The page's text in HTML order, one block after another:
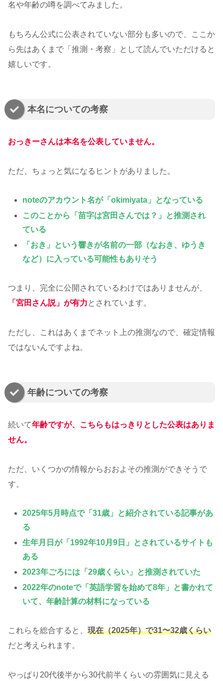
名や年齢の噂を調べてみました。
もちろん公式に公表されていない部分も多いので、ここか
ら先はあくまで「推測・考察」として読んでいただけると
嬉しいです。
本名についての考察
おっきーさんは本名を公表していません。
ただ、ちょっと気になるヒントがありました。
noteのアカウント名が「okimiyata」となっている
このことから「苗字は宮田さんでは？」と推測され
ている
「おき」という響きが名前の一部（なおき、ゆうき
など）に入っている可能性もありそう
つまり、完全に公開されているわけではありませんが、
「宮田さん説」が有力 とされています。
ただし、これはあくまでネット上の推測なので、確定情報
ではないんですよね。
年齢についての考察
続いて年齢ですが、こちらもはっきりとした公表はありま
せん。
ただ、いくつかの情報からおおよその推測ができそうで
す。
2025年5月時点で「31歳」と紹介されている記事があ
る
生年月日が「1992年10月9日」とされているサイトも
ある
2023年ごろには「29歳くらい」と推測されていた
2022年のnoteで「英語学習を始めて8年」と書かれて
いて、年齢計算の材料になっている
これらを総合すると、 現在（2025年）で31〜32歳くらい
だと考えられます。
やっぱり20代後半から30代前半くらいの雰囲気に見える